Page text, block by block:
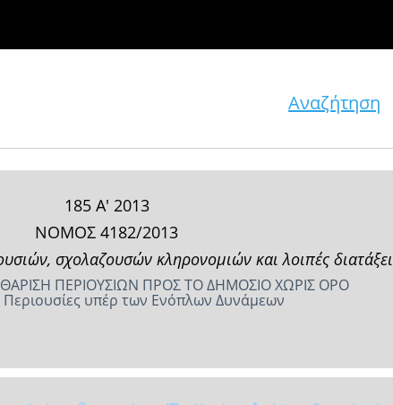
Αναζήτηση
185 Α' 2013
ΝΟΜΟΣ 4182/2013
σχολαζουσών κληρονομιών και λοιπές
ΠΕΡΙΟΥΣΙΩΝ ΠΡΟΣ ΤΟ ΔΗΜΟΣΙΟ ΧΩΡΙΣ ΟΡΟ
υπέρ των Ενόπλων Δυνάμεων